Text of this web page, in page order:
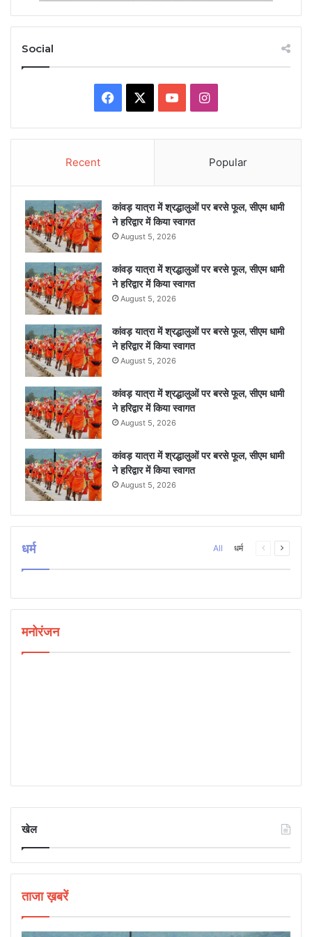
Social
Facebook YouTubeInstagram
Recent Popular
कांवड़ यात्रा में श्रद्धालुओं पर बरसे फूल, सीएम धामी
ने हरिद्वार में किया स्वागत
August 5, 2026
कांवड़ यात्रा में श्रद्धालुओं पर बरसे फूल, सीएम धामी
ने हरिद्वार में किया स्वागत
August 5, 2026
कांवड़ यात्रा में श्रद्धालुओं पर बरसे फूल, सीएम धामी
ने हरिद्वार में किया स्वागत
August 5, 2026
कांवड़ यात्रा में श्रद्धालुओं पर बरसे फूल, सीएम धामी
ने हरिद्वार में किया स्वागत
August 5, 2026
कांवड़ यात्रा में श्रद्धालुओं पर बरसे फूल, सीएम धामी
ने हरिद्वार में किया स्वागत
August 5, 2026
धर्म All धर्म
Previous
Next
मनोरंजन
खेल
ताजा ख़बरें